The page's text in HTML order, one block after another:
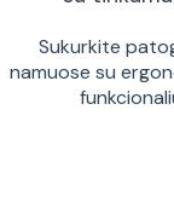
Sukurkite
namuose su